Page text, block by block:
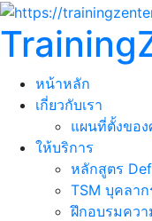
หน้าหลัก
เกี่ยวกับเรา
แผนที่ตั้งของ
ให้บริการ
หลักสูตร
TSM บุคลา
ฝึกอบรมคว